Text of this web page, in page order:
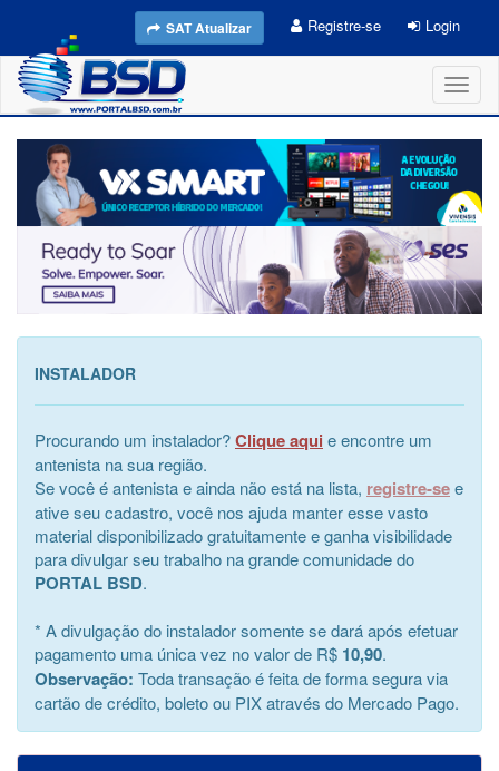
SAT Atualizar Registre-se Login
INSTALADOR
Procurando um instalador?Clique aqui e encontre um
antenista na sua região.
Se você é antenista e ainda não está na lista, registre-see
ative seu cadastro, você nos ajuda manter esse vasto
material disponibilizado gratuitamente e ganha visibilidade
para divulgar seu trabalho na grande comunidade do
PORTAL BSD.
* A divulgação do instalador somente se dará após efetuar
pagamento uma única vez no valor de R$ 10,90.
Observação: Toda transação é feita de forma segura via
cartão de crédito, boleto ou PIX através do Mercado Pago.